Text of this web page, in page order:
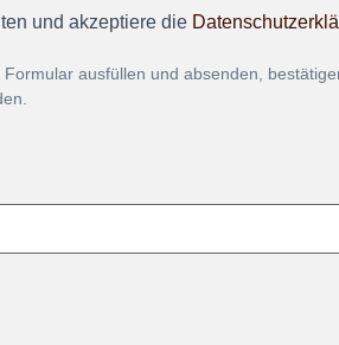
und akzeptiere die
ausfüllen und absenden,